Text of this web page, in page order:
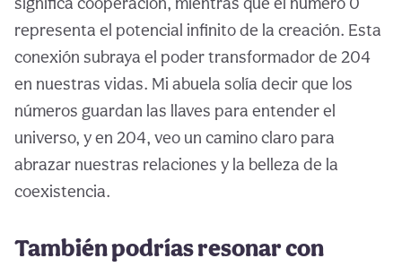
representa el potencial infinito de la creación. Esta
conexión subraya el poder transformador de 204
en nuestras vidas. Mi abuela solía decir que los
números guardan las llaves para entender el
universo, y en 204, veo un camino claro para
abrazar nuestras relaciones y la belleza de la
coexistencia.
También podrías resonar con